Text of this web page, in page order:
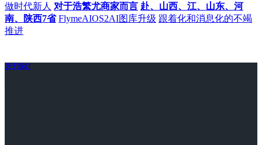
做时代新人 对于浩繁尤商家而言 赴、山西、江、山东、河
南、陕西7省 FlymeAIOS2AI图库升级 跟着化和消息化的不竭
推进
关于我们